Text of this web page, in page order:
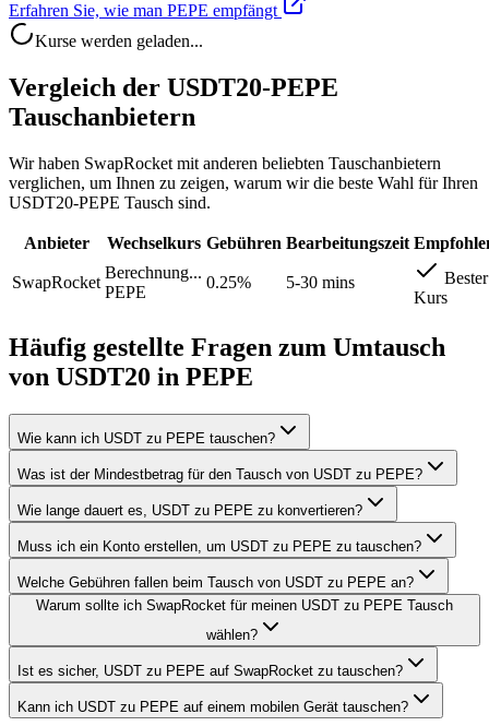
Erfahren Sie, wie man PEPE empfängt
Kurse werden geladen...
Vergleich der USDT20-PEPE
Tauschanbietern
Wir haben SwapRocket mit anderen beliebten Tauschanbietern
verglichen, um Ihnen zu zeigen, warum wir die beste Wahl für Ihren
USDT20-PEPE Tausch sind.
Anbieter Wechselkurs Gebühren Bearbeitungszeit
SwapRocket
Berechnung...
PEPE
0.25% 5-30 mins
Bester
Kurs
Häufig gestellte Fragen zum Umtausch
von USDT20 in PEPE
Wie kann ich USDT zu PEPE tauschen?
Was ist der Mindestbetrag für den Tausch von USDT zu PEPE?
Wie lange dauert es, USDT zu PEPE zu konvertieren?
Muss ich ein Konto erstellen, um USDT zu PEPE zu tauschen?
Welche Gebühren fallen beim Tausch von USDT zu PEPE an?
Warum sollte ich SwapRocket für meinen USDT zu PEPE Tausch
wählen?
Ist es sicher, USDT zu PEPE auf SwapRocket zu tauschen?
Kann ich USDT zu PEPE auf einem mobilen Gerät tauschen?